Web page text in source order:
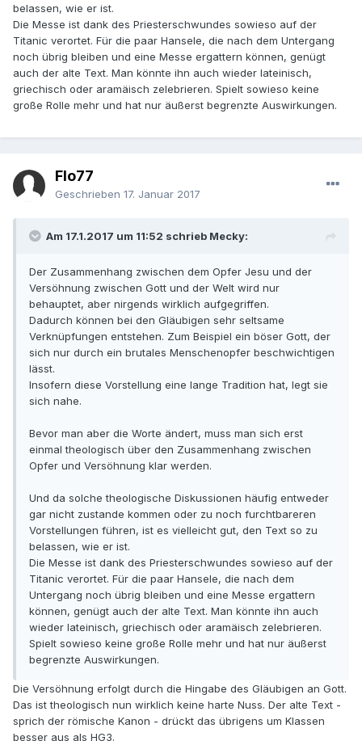
belassen, wie er ist.
Die Messe ist dank des Priesterschwundes sowieso auf der
Titanic verortet. Für die paar Hansele, die nach dem Untergang
noch übrig bleiben und eine Messe ergattern können, genügt
auch der alte Text. Man könnte ihn auch wieder lateinisch,
griechisch oder aramäisch zelebrieren. Spielt sowieso keine
große Rolle mehr und hat nur äußerst begrenzte Auswirkungen.
Flo77
Geschrieben 17. Januar 2017
Am 17.1.2017 um 11:52 schrieb Mecky:
Der Zusammenhang zwischen dem Opfer Jesu und der
Versöhnung zwischen Gott und der Welt wird nur
behauptet, aber nirgends wirklich aufgegriffen.
Dadurch können bei den Gläubigen sehr seltsame
Verknüpfungen entstehen. Zum Beispiel ein böser Gott, der
sich nur durch ein brutales Menschenopfer beschwichtigen
lässt.
Insofern diese Vorstellung eine lange Tradition hat, legt sie
sich nahe.
Bevor man aber die Worte ändert, muss man sich erst
einmal theologisch über den Zusammenhang zwischen
Opfer und Versöhnung klar werden.
Und da solche theologische Diskussionen häufig entweder
gar nicht zustande kommen oder zu noch furchtbareren
Vorstellungen führen, ist es vielleicht gut, den Text so zu
belassen, wie er ist.
Die Messe ist dank des Priesterschwundes sowieso auf der
Titanic verortet. Für die paar Hansele, die nach dem
Untergang noch übrig bleiben und eine Messe ergattern
können, genügt auch der alte Text. Man könnte ihn auch
wieder lateinisch, griechisch oder aramäisch zelebrieren.
Spielt sowieso keine große Rolle mehr und hat nur äußerst
begrenzte Auswirkungen.
Die Versöhnung erfolgt durch die Hingabe des Gläubigen an Gott.
Das ist theologisch nun wirklich keine harte Nuss. Der alte Text -
sprich der römische Kanon - drückt das übrigens um Klassen
besser aus als HG3.